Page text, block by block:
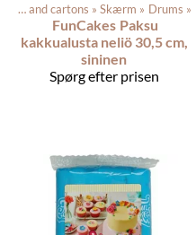
Cake drums and cartons ‪» Skærm ‪» Drums ‪»
FunCakes Paksu
kakkualusta neliö 30,5 cm,
sininen
Spørg efter prisen
Produkterne‪»Baking supplies ‪»